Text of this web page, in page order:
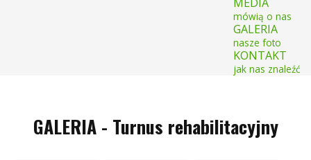
mówią o nas
GALERIA
nasze foto
KONTAKT
jak nas znaleźć
GALERIA - Turnus rehabilitacyjny